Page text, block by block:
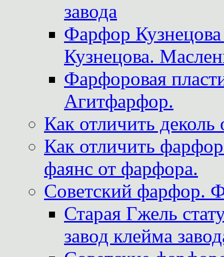
завода
Фарфор
Кузнецова.
Фарфоровая
Агитфарфор.
Как отличить
Как отличить
фаянс от фарфора.
Советский фарфор.
Старая Гжель
завод клейма